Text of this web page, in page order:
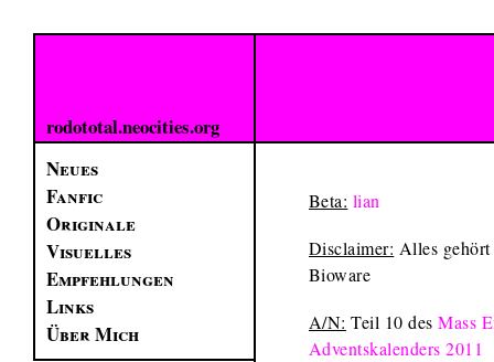
rodototal.neocities.org
Neues
Fanfic
Originale
Visuelles
Empfehlungen
Links
Über Mich
Beta: lian
Disclaimer: Alles gehört
Bioware
A/N: Teil 10 desMass
Adventskalenders 2011